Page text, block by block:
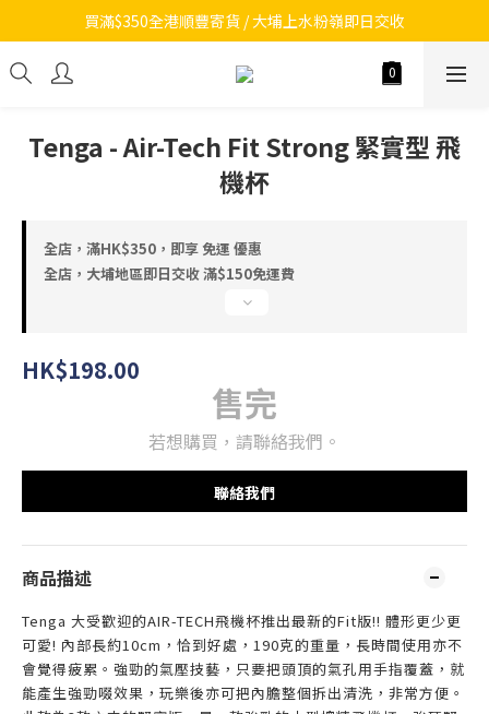
買滿$350全港順豐寄貨 / 大埔上水粉嶺即日交收
Tenga - Air-Tech Fit Strong 緊實型 飛
機杯
全店，滿HK$350，即享 免運 優惠
全店，大埔地區即日交收 滿$150免運費
HK$198.00
售完
若想購買，請聯絡我們。
聯絡我們
商品描述
Tenga 大受歡迎的AIR-TECH飛機杯推出最新的Fit版!! 體形更少更
可愛! 內部長約10cm，恰到好處，190克的重量，長時間使用亦不
會覺得疲累。強勁的氣壓技藝，只要把頭頂的氣孔用手指覆蓋，就
能產生強勁啜效果，玩樂後亦可把內膽整個拆出清洗，非常方便。